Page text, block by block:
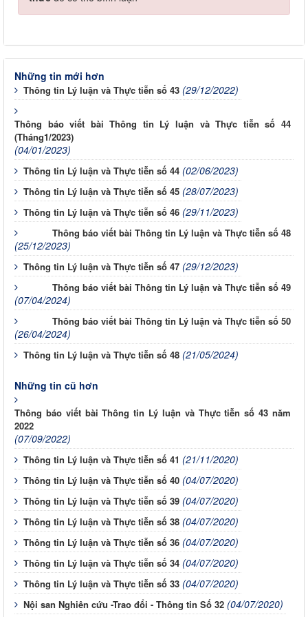
Những tin mới hơn
Thông tin Lý luận và Thực tiễn số 43 (29/12/2022)
Thông báo viết bài Thông tin Lý luận và Thực tiễn số 44
(Tháng1/2023)
(04/01/2023)
Thông tin Lý luận và Thực tiễn số 44 (02/06/2023)
Thông tin Lý luận và Thực tiễn số 45 (28/07/2023)
Thông tin Lý luận và Thực tiễn số 46 (29/11/2023)
Thông báo viết bài Thông tin Lý luận và Thực tiễn số 48
(25/12/2023)
Thông tin Lý luận và Thực tiễn số 47 (29/12/2023)
Thông báo viết bài Thông tin Lý luận và Thực tiễn số 49
(07/04/2024)
Thông báo viết bài Thông tin Lý luận và Thực tiễn số 50
(26/04/2024)
Thông tin Lý luận và Thực tiễn số 48 (21/05/2024)
Những tin cũ hơn
Thông báo viết bài Thông tin Lý luận và Thực tiễn số 43 năm
2022
(07/09/2022)
Thông tin Lý luận và Thực tiễn số 41 (21/11/2020)
Thông tin Lý luận và Thực tiễn số 40 (04/07/2020)
Thông tin Lý luận và Thực tiễn số 39 (04/07/2020)
Thông tin Lý luận và Thực tiễn số 38 (04/07/2020)
Thông tin Lý luận và Thực tiễn số 36 (04/07/2020)
Thông tin Lý luận và Thực tiễn số 34 (04/07/2020)
Thông tin Lý luận và Thực tiễn số 33 (04/07/2020)
Nội san Nghiên cứu -Trao đổi - Thông tin Số 32 (04/07/2020)